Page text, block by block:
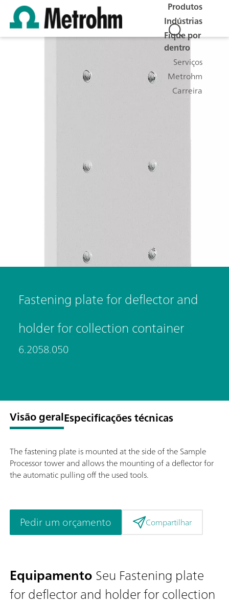
Produtos
Indústrias
Fique por
dentro
Serviços
Metrohm
Carreira
Fastening plate for deflector and
holder for collection container
6.2058.050
Visão geralEspecificações técnicas
The fastening plate is mounted at the side of the Sample
Processor tower and allows the mounting of a deflector for
the automatic pulling off the used tools.
Pedir um orçamento Compartilhar
EquipamentoSeu Fastening plate
for deflector and holder for collection